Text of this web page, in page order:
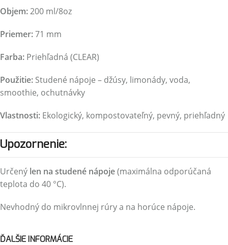
Objem:200 ml/8oz
Priemer:71 mm
Farba: Priehľadná (CLEAR)
Použitie: Studené nápoje – džúsy, limonády, voda,
smoothie, ochutnávky
Vlastnosti: Ekologický, kompostovateľný, pevný, priehľadný
Upozornenie:
Určený len na studené nápoje(maximálna odporúčaná
teplota do 40 °C).
Nevhodný do mikrovlnnej rúry a na horúce nápoje.
ĎALŠIE INFORMÁCIE